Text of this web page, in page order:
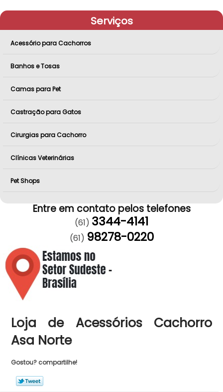
Serviços
Acessório para Cachorros
Banhos e Tosas
Camas para Pet
Castração para Gatos
Cirurgias para Cachorro
Clínicas Veterinárias
Pet Shops
Entre em contato pelos telefones
(61) 3344-4141
(61) 98278-0220
Loja de Acessórios Cachorro
Asa Norte
Gostou? compartilhe!